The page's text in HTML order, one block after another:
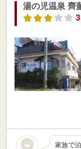
湯の児温泉 齊
家族で